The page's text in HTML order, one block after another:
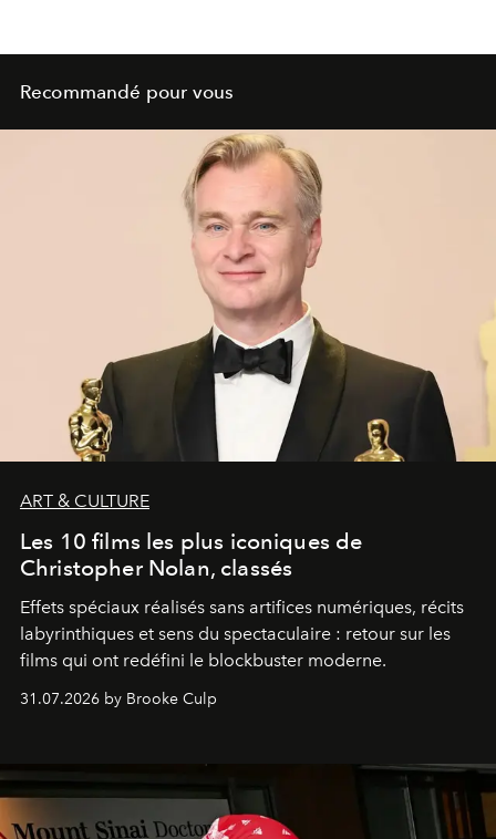
Recommandé pour vous
ART & CULTURE
Les 10 films les plus iconiques de
Christopher Nolan, classés
Effets spéciaux réalisés sans artifices numériques, récits
labyrinthiques et sens du spectaculaire : retour sur les
films qui ont redéfini le blockbuster moderne.
31.07.2026 by Brooke Culp